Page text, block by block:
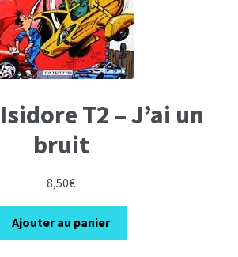
T2 – J’ai un
bruit
8,50€
Ajouter au panier